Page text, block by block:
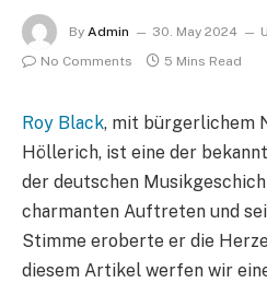
By Admin 30. May 2024
No Comments
5 Mins Read
Roy Black, mit bürgerlichem
Höllerich, ist eine der
der deutschen
charmanten Auftreten und
Stimme eroberte er die
diesem Artikel werfen wir